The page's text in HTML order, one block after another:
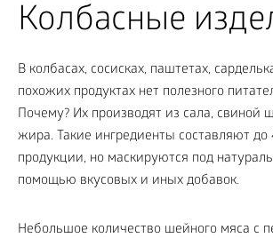
Колбасные
В колбасах, сосисках, паштетах,
похожих продуктах нет полезного
Почему? Их производят из сала, свиной
жира. Такие ингредиенты составляют до
продукции, но маскируются под
помощью вкусовых и иных добавок.
Небольшое количество шейного мяса с